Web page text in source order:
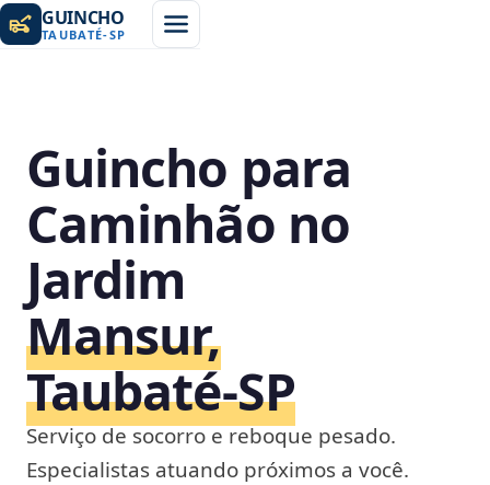
GUINCHO
TAUBATÉ-SP
Guincho para
Caminhão no
Jardim
Mansur,
Taubaté‑SP
Serviço de socorro e reboque pesado.
Especialistas atuando próximos a você.